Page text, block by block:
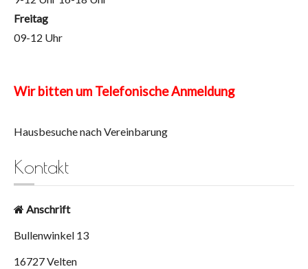
Freitag
09-12 Uhr
Wir bitten um Telefonische Anmeldung
Hausbesuche nach Vereinbarung
Kontakt
Anschrift
Bullenwinkel 13
16727 Velten